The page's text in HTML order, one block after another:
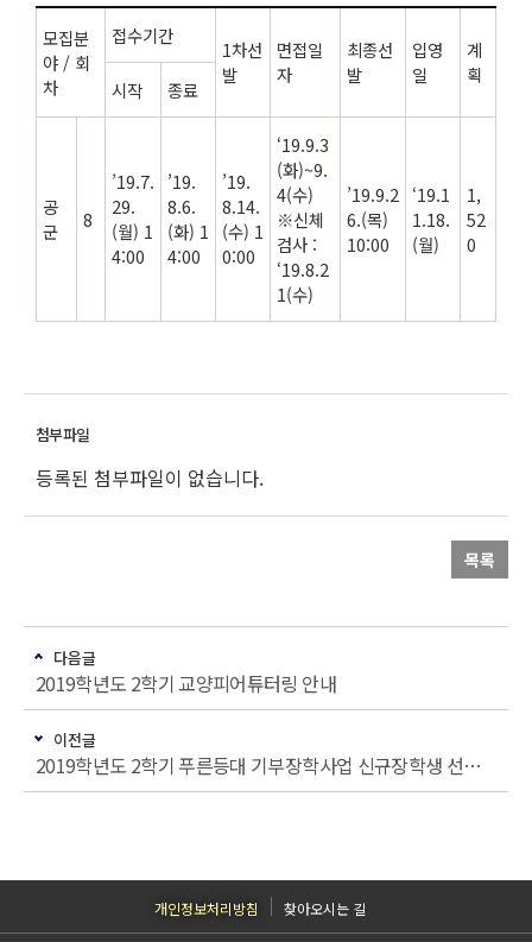
모집분
야 / 회
차
접수기간
1차선
발
면접일
자
최종선
발
입영
일
계
획
시작 종료
공
군
8
’19.7.
29.
(월) 1
4:00
’19.
8.6.
(화) 1
4:00
’19.
8.14.
(수) 1
0:00
‘19.9.3
(화)~9.
4(수)
※신체
검사 :
‘19.8.2
1(수)
’19.9.2
6.(목)
10:00
‘19.1
1.18.
(월)
1,
52
0
등록된 첨부파일이 없습니다.
목록
다음글
2019학년도 2학기 교양피어튜터링 안내
이전글
2019학년도 2학기 푸른등대 기부장학사업 신규장학생 선발 공고
개인정보처리방침 찾아오시는 길